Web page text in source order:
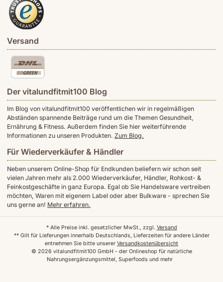
Versand
Der vitalundfitmit100 Blog
Im Blog von vitalundfitmit100 veröffentlichen wir in regelmäßigen
Abständen spannende Beiträge rund um die Themen Gesundheit,
Ernährung & Fitness. Außerdem finden Sie hier weiterführende
Informationen zu unseren Produkten. Zum Blog.
Für Wiederverkäufer & Händler
Neben unserem Online-Shop für Endkunden beliefern wir schon seit
vielen Jahren mehr als 2.000 Wiederverkäufer, Händler, Rohkost- &
Feinkostgeschäfte in ganz Europa. Egal ob Sie Handelsware vertreiben
möchten, Waren mit eigenem Label oder aber Bulkware - sprechen Sie
uns gerne an! Mehr erfahren.
© 2026 vitalundfitmit100 GmbH - der Onlineshop für natürliche
Nahrungsergänzungsmittel, Superfoods und mehr
* Alle Preise inkl. gesetzlicher MwSt., zzgl. Versand
** Gilt für Lieferungen innerhalb Deutschlands, Lieferzeiten für andere Länder
entnehmen Sie bitte unserer Versandkostenübersicht